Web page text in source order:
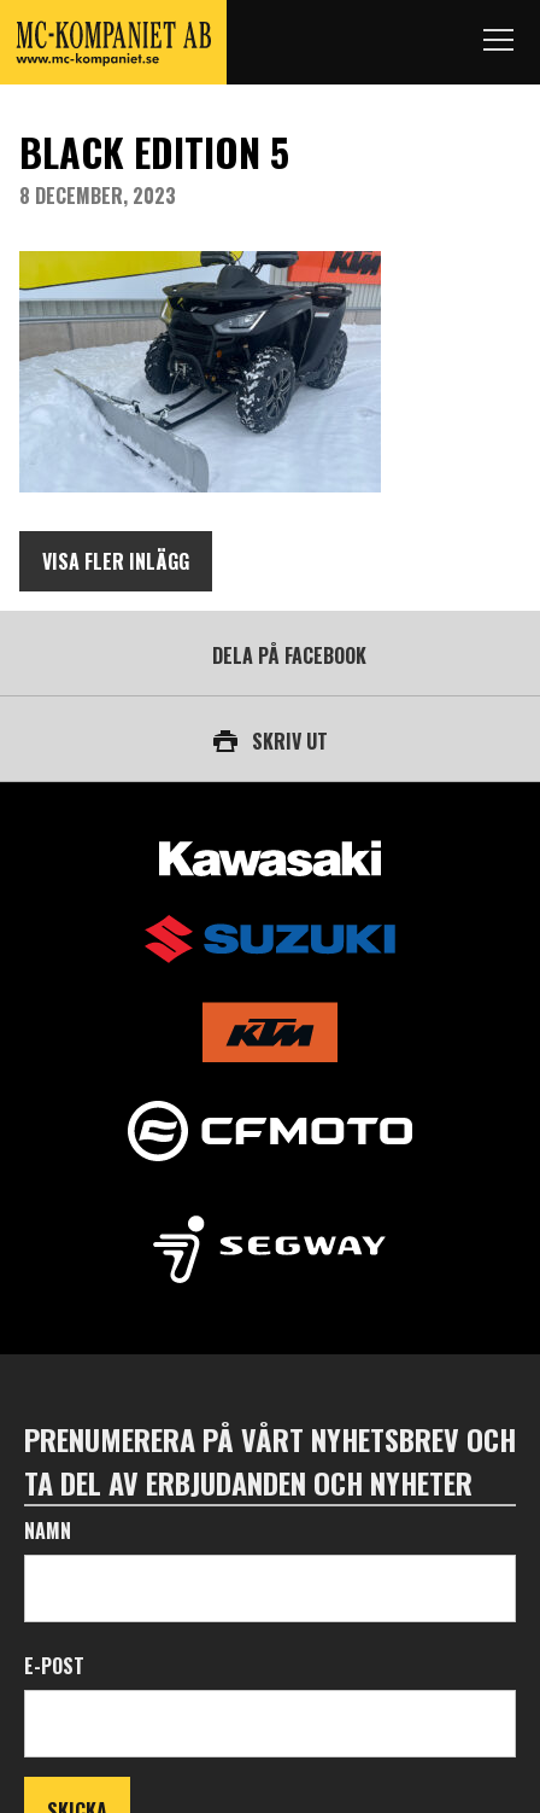
BLACK EDITION 5
8 DECEMBER, 2023
VISA FLER INLÄGG
DELA PÅ FACEBOOK
SKRIV UT
AUKTORISERAD ÅTERFÖRSÄLJARE AV
PRENUMERERA PÅ VÅRT NYHETSBREV OCH
TA DEL AV ERBJUDANDEN OCH NYHETER
NAMN
E-POST